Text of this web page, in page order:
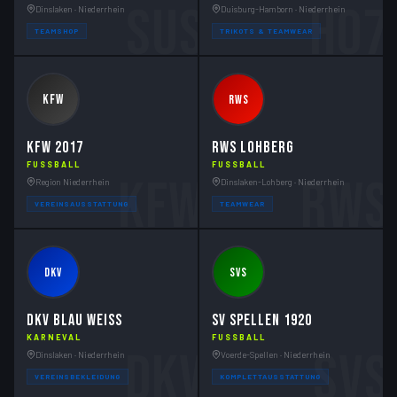
SuS
Dinslaken · Niederrhein
TEAMSHOP H07
Duisburg-Hamborn · Niederrhein
TRIKOTS & TEAMWEAR
KFW
KFW
KFW 2017
FUSSBALL
Region Niederrhein
VEREINSAUSSTATTUNG RWS
RWS
RWS LOHBERG
FUSSBALL
Dinslaken-Lohberg · Niederrhein
TEAMWEAR
DKV
DKV
DKV BLAU WEISS
KARNEVAL
Dinslaken · Niederrhein
VEREINSBEKLEIDUNG SVS
SVS
SV SPELLEN 1920
FUSSBALL
Voerde-Spellen · Niederrhein
KOMPLETTAUSSTATTUNG